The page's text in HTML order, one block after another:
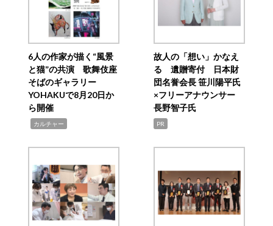
6人の作家が描く“風景
と猫”の共演 歌舞伎座
そばのギャラリー
YOHAKUで8月20日か
ら開催
カルチャー
故人の「想い」かなえ
る 遺贈寄付 日本財
団名誉会長 笹川陽平氏
×フリーアナウンサー
長野智子氏
PR